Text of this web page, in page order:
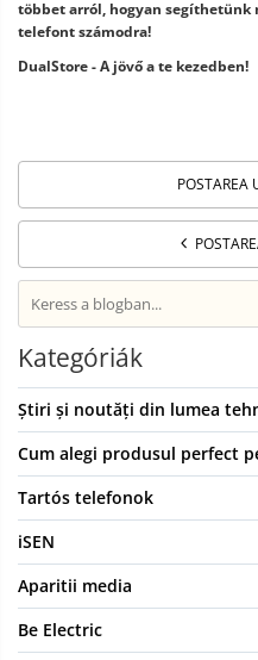
többet arról, hogyan segíthetünk
telefont számodra!
DualStore - A jövő a te kezedben!
POSTAREA
Kategóriák
Știri și noutăți din lumea
Cum alegi produsul perfect
Tartós telefonok
iSEN
Aparitii media
Be Electric